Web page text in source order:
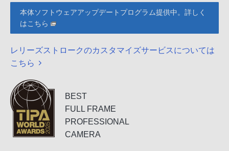
本体ソフトウェアアップデートプログラム提供中。詳しく
はこちら
レリーズストロークのカスタマイズサービスについては
こちら
BEST
FULL FRAME
PROFESSIONAL
CAMERA